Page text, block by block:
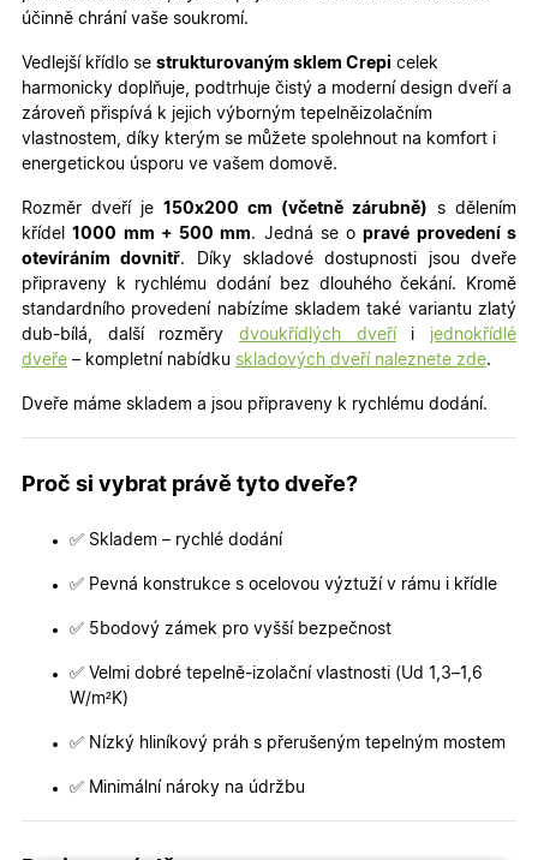
účinně chrání vaše soukromí.
Vedlejší křídlo se strukturovaným sklem Crepi celek
harmonicky doplňuje, podtrhuje čistý a moderní design dveří a
zároveň přispívá k jejich výborným tepelněizolačním
vlastnostem, díky kterým se můžete spolehnout na komfort i
energetickou úsporu ve vašem domově.
Rozměr dveří je 150x200 cm (včetně zárubně) s dělením
křídel1000 mm + 500 mm. Jedná se opravé provedení s
otevíráním dovnitř. Díky skladové dostupnosti jsou dveře
připraveny k rychlému dodání bez dlouhého čekání. Kromě
standardního provedení nabízíme skladem také variantu zlatý
dub-bílá, další rozměry dvoukřídlých dveříi jednokřídlé
dveře – kompletní nabídku skladových dveří naleznete zde.
Dveře máme skladem a jsou připraveny k rychlému dodání.
Proč si vybrat právě tyto dveře?
✅ Skladem – rychlé dodání
✅ Pevná konstrukce s ocelovou výztuží v rámu i křídle
✅ 5bodový zámek pro vyšší bezpečnost
✅ Velmi dobré tepelně-izolační vlastnosti (Ud 1,3–1,6
W/m²K)
✅ Nízký hliníkový práh s přerušeným tepelným mostem
✅ Minimální nároky na údržbu